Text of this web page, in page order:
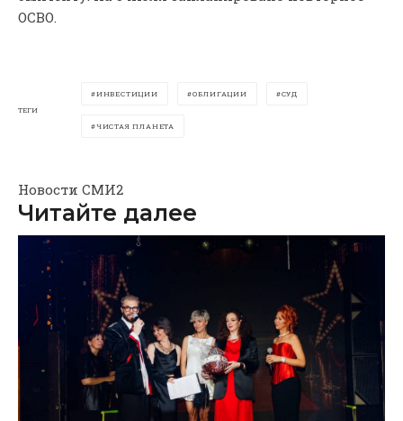
ОСВО.
ТЕГИ
ИНВЕСТИЦИИ ОБЛИГАЦИИ СУД
ЧИСТАЯ ПЛАНЕТА
Новости СМИ2
Читайте далее